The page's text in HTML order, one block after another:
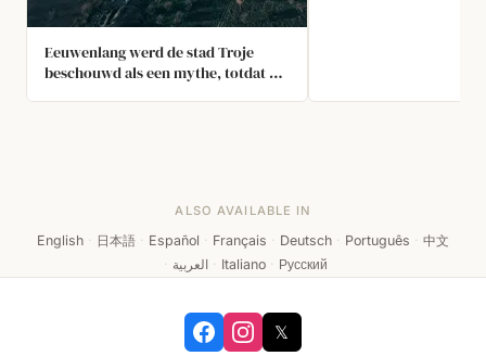
Eeuwenlang werd de stad Troje
beschouwd als een mythe, totdat ze
gebleven, hoewel er mensen
bovenop het terrein woonden.
ALSO AVAILABLE IN
English · 日本語 · Español · Français · Deutsch · Português · 中文
· العربية · Italiano · Русский
𝕏